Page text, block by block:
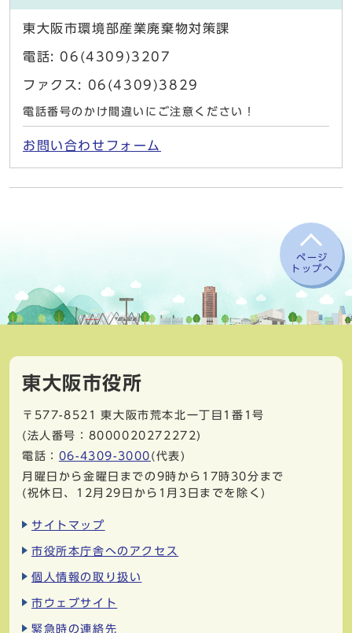
東大阪市環境部産業廃棄物対策課
電話: 06(4309)3207
ファクス: 06(4309)3829
電話番号のかけ間違いにご注意ください！
お問い合わせフォーム
ページ
トップへ
東大阪市役所
〒577-8521
東大阪市荒本北一丁目1番1号
(法人番号：8000020272272)
電話： 06-4309-3000 (代表)
月曜日から金曜日までの9時から17時30分まで
(祝休日、12月29日から1月3日までを除く)
サイトマップ
市役所本庁舎へのアクセス
個人情報の取り扱い
市ウェブサイト
緊急時の連絡先